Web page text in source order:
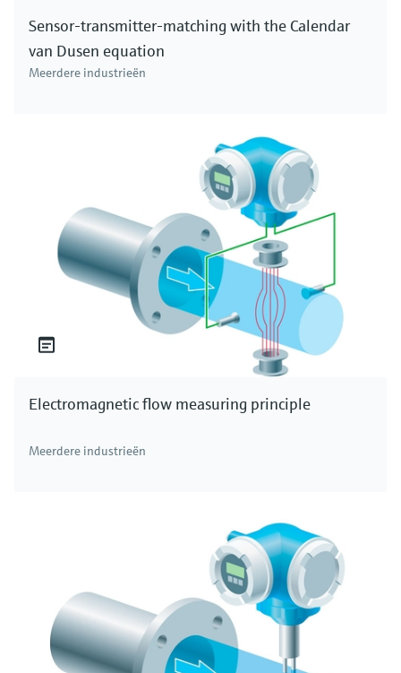
Sensor-transmitter-matching with the Calendar
van Dusen equation
Meerdere industrieën
Electromagnetic flow measuring principle
Meerdere industrieën